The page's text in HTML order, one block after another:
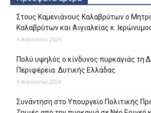
Στους Καμενιάνους Καλαβρύτων ο
Καλαβρύτων και Αιγιαλείας κ.
9 Αυγούστου 2026
Πολύ υψηλός ο κίνδυνος πυρκαγιάς τη
Περιφέρεια Δυτικής Ελλάδας
9 Αυγούστου 2026
Συνάντηση στο Υπουργείο Πολιτικής